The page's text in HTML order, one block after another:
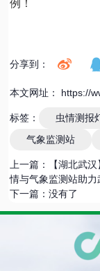
例！
分享到：
本文网址： https://
标签： 虫情测报
气象监测站
上一篇：
【湖北武
情与气象监测站助
下一篇： 没有了